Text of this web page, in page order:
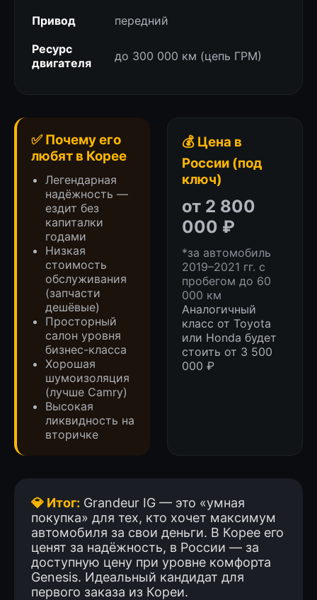
Привод
передний
Ресурс
двигателя
до 300 000 км (цепь ГРМ)
✅ Почему его
любят в Корее
Легендарная
надёжность —
ездит без
капиталки
годами
Низкая
стоимость
обслуживания
(запчасти
дешёвые)
Просторный
салон уровня
бизнес-класса
Хорошая
шумоизоляция
(лучше Camry)
Высокая
ликвидность на
вторичке
💰 Цена в
России (под
ключ)
от 2 800
000 ₽
*за автомобиль
2019–2021 гг. с
пробегом до 60
000 км
Аналогичный
класс от Toyota
или Honda будет
стоить от 3 500
000 ₽
💎 Итог: Grandeur IG — это «умная
покупка» для тех, кто хочет максимум
автомобиля за свои деньги. В Корее его
ценят за надёжность, в России — за
доступную цену при уровне комфорта
Genesis. Идеальный кандидат для
первого заказа из Кореи.
ВИДЕО ОТЗЫВЫ
ЗАКАЗЧИКОВ
Что о нас говорят клиенты. Наши
недавние автомобили (кейсы)